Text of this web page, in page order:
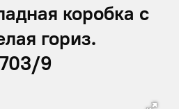
коробка с
гориз.
9